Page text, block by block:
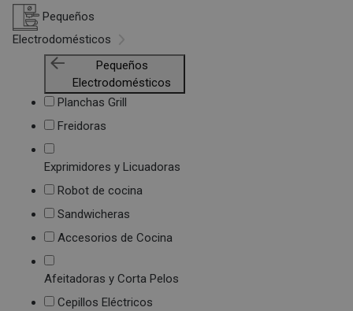
Pequeños
Electrodomésticos
Pequeños
Electrodomésticos
Planchas Grill
Freidoras
Exprimidores y Licuadoras
Robot de cocina
Sandwicheras
Accesorios de Cocina
Afeitadoras y Corta Pelos
Cepillos Eléctricos